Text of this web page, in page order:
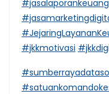
#jkkmotivasi